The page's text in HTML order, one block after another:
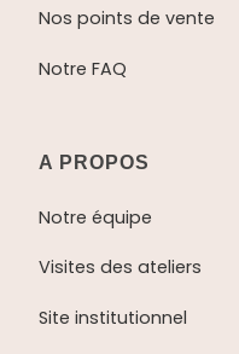
Nos points de vente
Notre FAQ
A PROPOS
Notre équipe
Visites des ateliers
Site institutionnel